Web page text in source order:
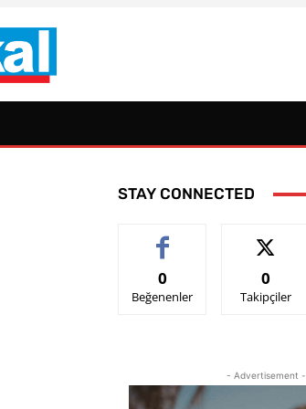
STAY CONNECTED
0
Beğenenler
0
Takipçiler
- Advertisement -